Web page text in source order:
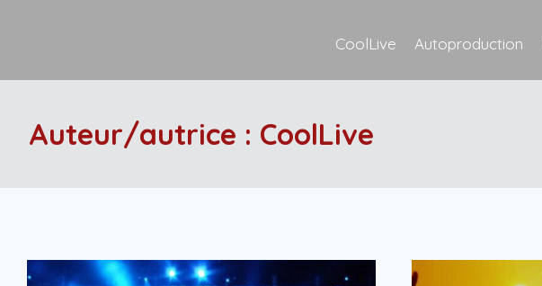
CoolLive Autoproduction
Auteur/autrice : CoolLive